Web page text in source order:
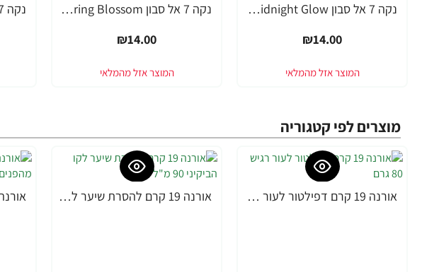
נקה 7 אל סבון Midnight Glow בניחוח חמאת שיאה - 750 מ"ל
₪14.00
נקה 7 אל סבון Spring Blossom בניחוח תפוח וניל - 750 מ"ל
₪14.00
מוצרים לפי קטגוריה
אורנה 19 קרם דפילטור לעור רגיש 80 גרם אורנה 19 קרם להסרת שיער לקו הביקיני 90 מ"ל